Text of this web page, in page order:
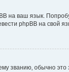
на ваш язык.
phpBB на
званию, обычно это